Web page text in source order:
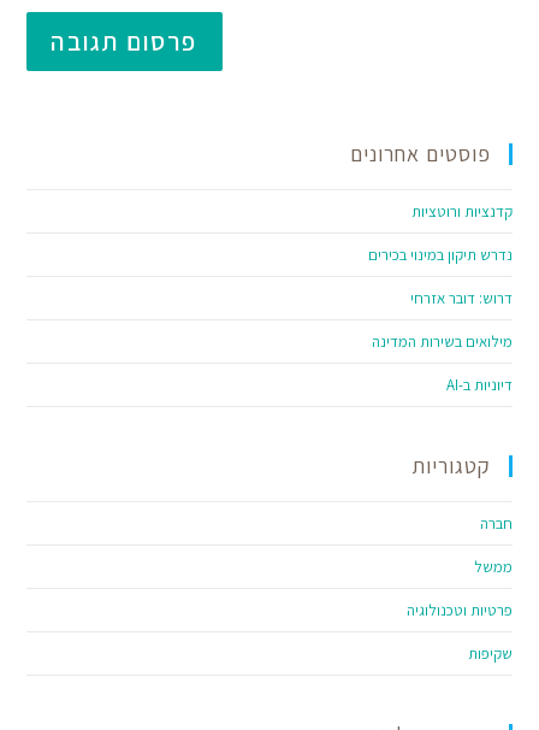
פוסטים אחרונים
קדנציות ורוטציות
נדרש תיקון במינוי בכירים
דרוש: דובר אזרחי
מילואים בשירות המדינה
דיוניות ב-AI
קטגוריות
חברה
ממשל
פרטיות וטכנולוגיה
שקיפות